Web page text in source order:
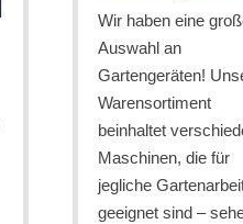
Wir haben eine
Auswahl an
Gartengeräten!
Warensortiment
beinhaltet
Maschinen, die für
jegliche
geeignet sind –